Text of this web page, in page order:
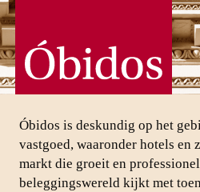
Óbidos is deskundig op het
vastgoed, waaronder hotels en
markt die groeit en
beleggingswereld kijkt met